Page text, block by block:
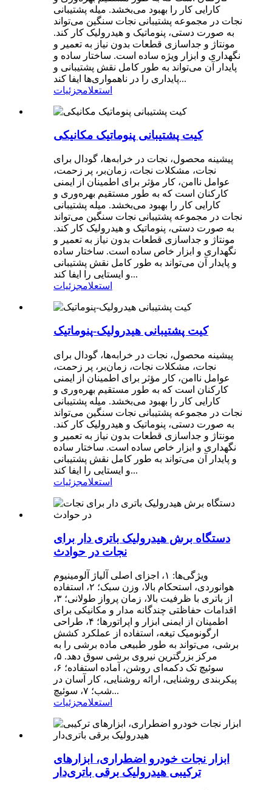
کارایی کار را بهبود می‌بخشد. میله پشتیبانی
نجات در مجموعه پشتیبانی نجات سنگین می‌تواند
به صورت دستی، پنوماتیک و هیدرولیک کار کند.
مونتاژ و جداسازی قطعات بدون نیاز به تعمیر و
نگهداری و ابزار ویژه ساده است. ساختار ساده و
پایدار آن می‌تواند به طور کامل نقش پشتیبانی و
پایداری را در ناهمواری‌ها ایفا کند...
استعلامجزئیات
کیت پشتیبانی پنوماتیک مکانیکی
پیشینه محصول، نجات در خرابه‌ها، گودال برای
نجات، مشکلات نجات، زمان‌بر، پر زحمت،
عوامل ناامن، کار مؤثر برای اطمینان از ایمنی
کارکنان است که به طور مستقیم بهره‌وری و
کارایی کار را بهبود می‌بخشد. میله پشتیبانی
نجات در مجموعه پشتیبانی نجات سنگین می‌تواند
به صورت دستی، پنوماتیک و هیدرولیک کار کند.
مونتاژ و جداسازی قطعات بدون نیاز به تعمیر و
نگهداری و ابزار خاص ساده است. ساختار ساده
و پایدار آن می‌تواند به طور کامل نقش پشتیبانی
و ایستایی را ایفا کند...
استعلامجزئیات
کیت پشتیبانی هیدرولیک-پنوماتیک
پیشینه محصول، نجات در خرابه‌ها، گودال برای
نجات، مشکلات نجات، زمان‌بر، پر زحمت،
عوامل ناامن، کار مؤثر برای اطمینان از ایمنی
کارکنان است که به طور مستقیم بهره‌وری و
کارایی کار را بهبود می‌بخشد. میله پشتیبانی
نجات در مجموعه پشتیبانی نجات سنگین می‌تواند
به صورت دستی، پنوماتیک و هیدرولیک کار کند.
مونتاژ و جداسازی قطعات بدون نیاز به تعمیر و
نگهداری و ابزار خاص ساده است. ساختار ساده
و پایدار آن می‌تواند به طور کامل نقش پشتیبانی
و ایستایی را ایفا کند...
استعلامجزئیات
دستگاه برش هیدرولیک باتری دار برای
نجات در حوادث
ویژگی‌ها: ۱، اجزای اصلی آلیاژ آلومینیوم
هوانوردی، استحکام بالا، وزن سبک؛ ۲، استفاده
از باتری با ظرفیت بالا، زمان پرواز طولانی؛ ۳،
اقدامات حفاظتی چندگانه مدار و مکانیکی برای
اطمینان از ایمنی ابزار و اپراتورها؛ ۴، طراحی
ارگونومیک تیغه، استفاده از عملکرد کشش
برشی، می‌تواند به طور طبیعی ماده برشی را به
مرکز بزرگترین نیروی برشی سوق دهد. ۵،
سوئیچ تک دکمه‌ای روشن، آماده استفاده؛ ۶،
پیکربندی روشنایی، ارائه روشنایی، کار آسان در
شب؛ ۷، سوئیچ...
استعلامجزئیات
ابزار نجات خودرو اضطراری، ابزارهای
ترکیبی هیدرولیک برقی باتری‌دار